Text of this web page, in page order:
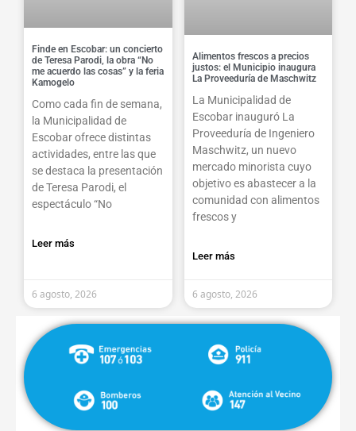
Finde en Escobar: un concierto
de Teresa Parodi, la obra “No
me acuerdo las cosas” y la feria
Kamogelo
Como cada fin de semana,
la Municipalidad de
Escobar ofrece distintas
actividades, entre las que
se destaca la presentación
de Teresa Parodi, el
espectáculo “No
Leer más
6 agosto, 2026
Alimentos frescos a precios
justos: el Municipio inaugura
La Proveeduría de Maschwitz
La Municipalidad de
Escobar inauguró La
Proveeduría de Ingeniero
Maschwitz, un nuevo
mercado minorista cuyo
objetivo es abastecer a la
comunidad con alimentos
frescos y
Leer más
6 agosto, 2026